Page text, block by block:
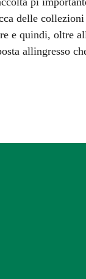
delle
e quindi, oltre
allingresso